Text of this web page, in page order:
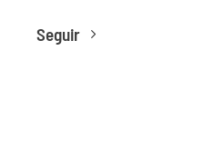
Seguir 5